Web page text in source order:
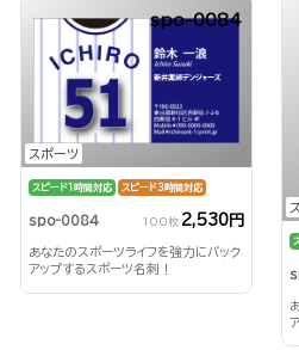
スポーツ
spo-0084
スピード1時間対応 スピード3時間対応
spo-0084 100枚 2,530円
あなたのスポーツライフを強力にバック
アップするスポーツ名刺！